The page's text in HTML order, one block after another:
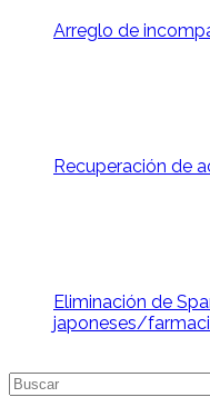
Arreglo de
Recuperación de
Eliminación de
japoneses/
Buscar: